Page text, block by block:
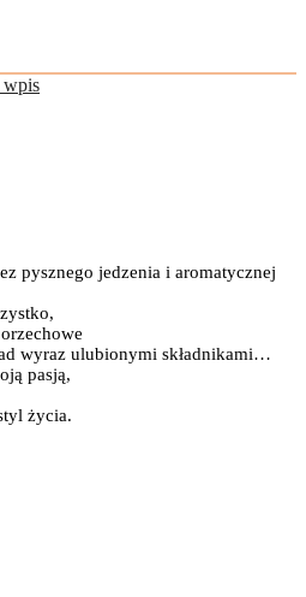
wpis
pysznego jedzenia i aromatycznej
wyraz ulubionymi składnikami…
pasją,
życia.